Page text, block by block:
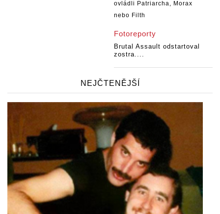
Fotoreporty
Brutal Assault odstartoval
zostra....
NEJČTENĚJŠÍ